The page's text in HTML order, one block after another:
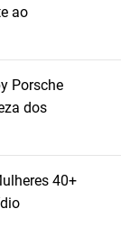
ao
Porsche
dos
40+